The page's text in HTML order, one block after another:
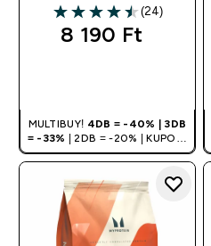
4.5 out of 5 stars
(24)
8 190 Ft‎
MULTIBUY! 4DB = -40% | 3DB
= -33% | 2DB = -20% | KUPON:
DEALHU